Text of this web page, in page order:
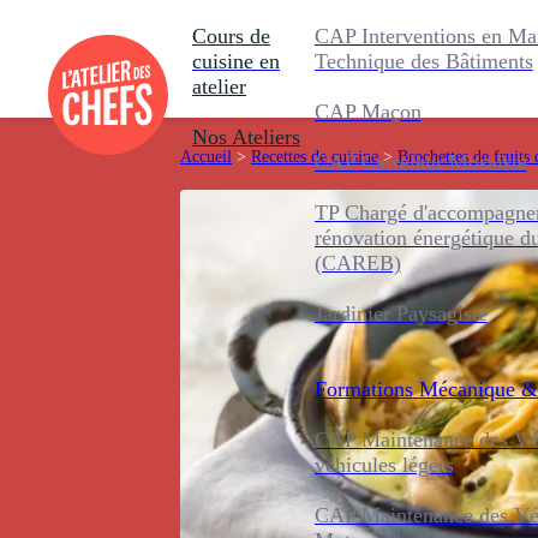
Cours de
cuisine en
atelier
Nos Ateliers
CAP Interventions en
Technique des Bâtiments
CAP Maçon
CAP Carreleur Mosaïste
TP Chargé
rénovation énergétique
(CAREB)
Jardinier Paysagiste
Formations Mécanique
CAP Maintenance des
véhicules légers
CAP Maintenance des
Accueil > Recettes de cuisine > Brochettes de fruits